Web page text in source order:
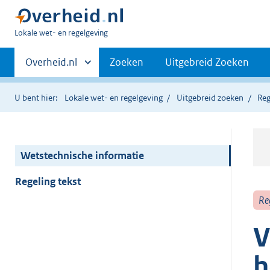
U
hier:
Lokale wet- en regelgeving
Primaire
navigatie
Andere
sites
binnen
Overheid.nl Zoeken Uitgebreid Zoeken
U bent hier: Lokale wet- en regelgeving Uitgebreid zoeken
Wetstechnische informatie
Regeling tekst